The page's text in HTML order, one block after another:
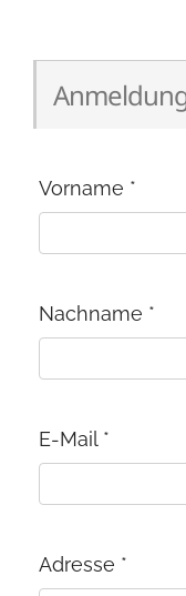
Vorname *
Nachname *
E-Mail *
Adresse *